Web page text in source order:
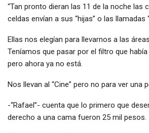
“Tan pronto dieran las 11 de la noche las
celdas envían a sus “hijas” o las llamadas
Ellas nos elegían para llevarnos a las
Teníamos que pasar por el filtro que
pero ahora ya no está.
Nos llevan al “Cine” pero no para ver una
-“Rafael”- cuenta que lo primero que
derecho a una cama fueron 25 mil pesos.